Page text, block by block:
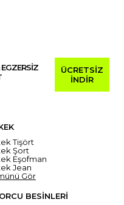
ÜCRETSİZ
İNDİR
Tişört
Şort
Eşofman
Jean
Gör
BESİNLERİ